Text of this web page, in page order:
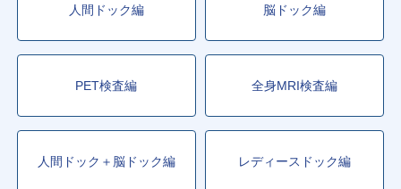
人間ドック編 脳ドック編
PET検査編 全身MRI検査編
人間ドック＋脳ドック編 レディースドック編